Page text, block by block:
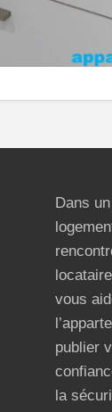
Dans
vous
publier
la